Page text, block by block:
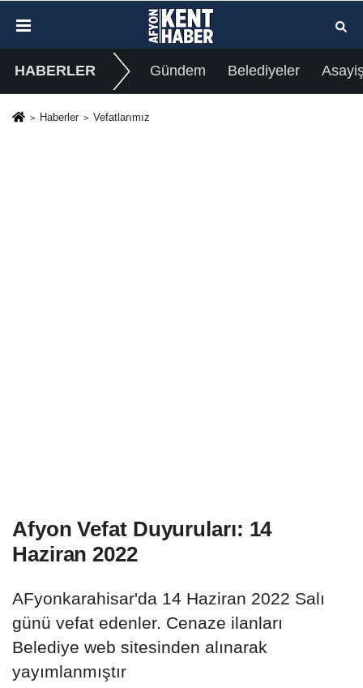
HABERLER Gündem Belediyeler
Haberler Vefatlarımız
Afyon Vefat Duyuruları: 14
Haziran 2022
AFyonkarahisar'da 14 Haziran 2022 Salı
günü vefat edenler. Cenaze ilanları
Belediye web sitesinden alınarak
yayımlanmıştır